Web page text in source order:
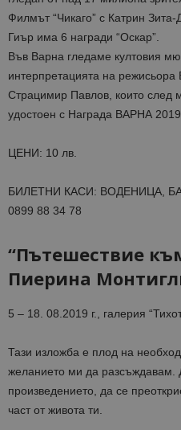
Филмът “Чикаго” с Катрин
Гиър има 6 награди “Оскар”.
Във Варна гледаме култовия
интерпретацията на
Страцимир Павлов, които след
удостоен с Награда ВАРНА
ЦЕНИ: 10 лв.
БИЛЕТНИ КАСИ: ВОДЕНИЦА,
0899 88 34 78
“Пътешествие
Пиерина
5 – 18. 08.2019 г., галерия
Тази изложба е плод на
желанието ми да
произведението, да се
част от живота ти.